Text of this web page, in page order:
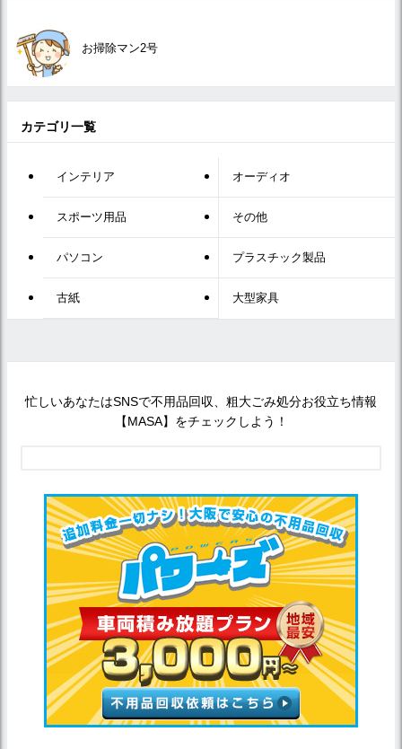
お掃除マン2号
カテゴリ一覧
インテリア オーディオ
スポーツ用品 その他
パソコン プラスチック製品
古紙 大型家具
忙しいあなたはSNSで不用品回収、粗大ごみ処分お役立ち情報
【MASA】をチェックしよう！